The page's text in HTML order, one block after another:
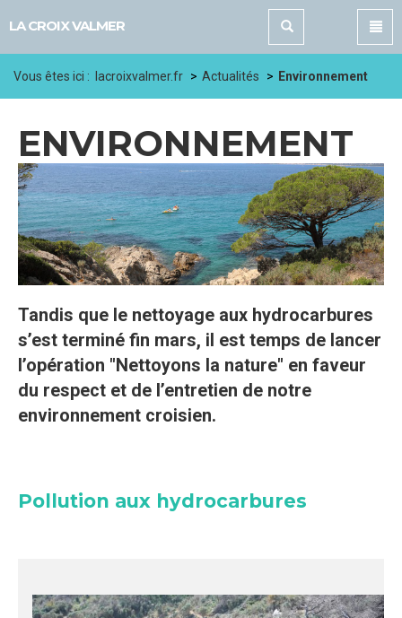
LA CROIX VALMER
Vous êtes ici : lacroixvalmer.fr Actualités Environnement
ENVIRONNEMENT
Tandis que le nettoyage aux hydrocarbures
s’est terminé fin mars, il est temps de lancer
l’opération "Nettoyons la nature" en faveur
du respect et de l’entretien de notre
environnement croisien.
Pollution aux hydrocarbures